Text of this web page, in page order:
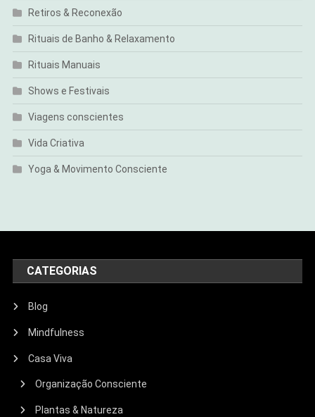
Retiros & Reconexão
Rituais de Banho & Relaxamento
Rituais Manuais
Shows e Festivais
Viagens conscientes
Vida Criativa
Yoga & Movimento Consciente
CATEGORIAS
Blog
Mindfulness
Casa Viva
Organização Consciente
Plantas & Natureza